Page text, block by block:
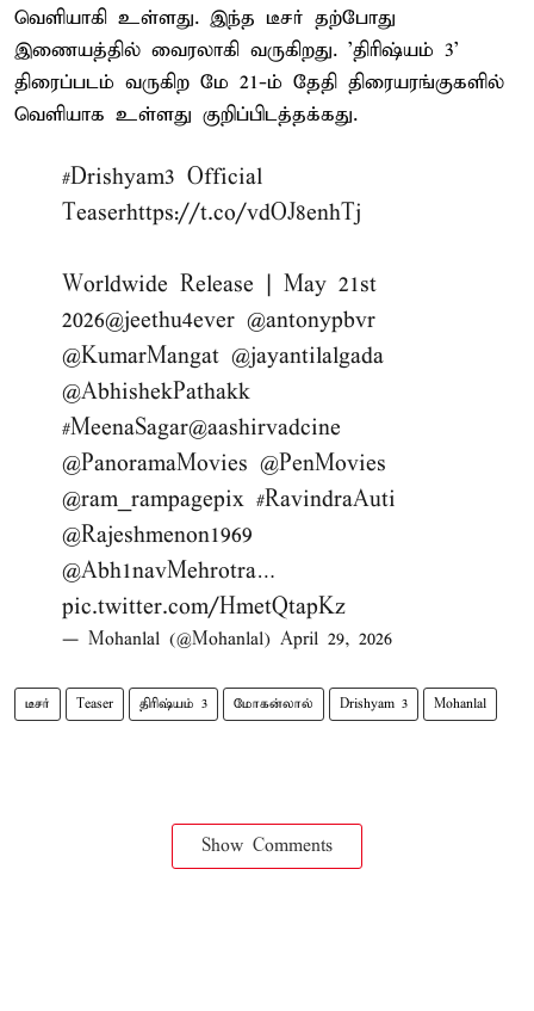
வெளியாகி உள்ளது. இந்த டீசர் தற்போது
இணையத்தில் வைரலாகி வருகிறது. 'திரிஷ்யம் 3'
திரைப்படம் வருகிற மே 21-ம் தேதி திரையரங்குகளில்
வெளியாக உள்ளது குறிப்பிடத்தக்கது.
#Drishyam3 Official
Teaserhttps://t.co/vdOJ8enhTj
Worldwide Release | May 21st
2026@jeethu4ever @antonypbvr
@KumarMangat @jayantilalgada
@AbhishekPathakk
#MeenaSagar@aashirvadcine
@PanoramaMovies @PenMovies
@ram_rampagepix #RavindraAuti
@Rajeshmenon1969
@Abh1navMehrotra…
pic.twitter.com/HmetQtapKz
— Mohanlal (@Mohanlal) April 29, 2026
டீசர் Teaser திரிஷ்யம் 3 மோகன்லால் Drishyam 3 Mohanlal
Show Comments